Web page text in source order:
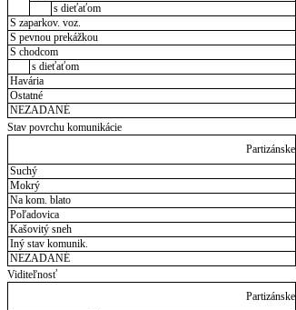
s dieťaťom
S zaparkov. voz.
S pevnou prekážkou
S chodcom
s dieťaťom
Havária
Ostatné
NEZADANÉ
Stav povrchu komunikácie
Partizánske
Suchý
Mokrý
Na kom. blato
Poľadovica
Kašovitý sneh
Iný stav komunik.
NEZADANÉ
Viditeľnosť
Partizánske